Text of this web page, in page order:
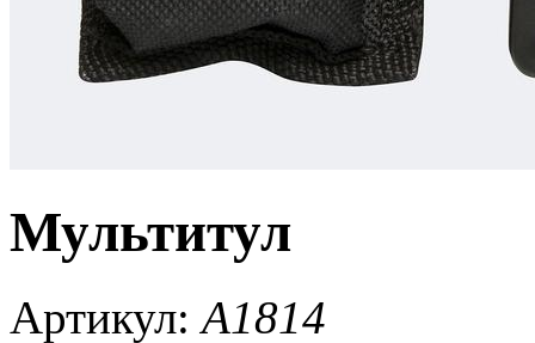
Мультитул
Артикул:A1814